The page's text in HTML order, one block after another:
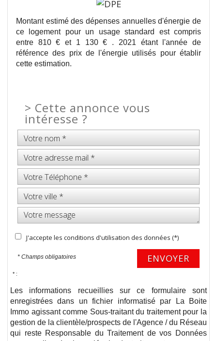
Montant estimé des dépenses annuelles d'énergie de
ce logement pour un usage standard est compris
entre 810 € et 1 130 € . 2021 étant l'année de
référence des prix de l'énergie utilisés pour établir
cette estimation.
> Cette annonce vous
intéresse ?
J'accepte les conditions d'utilisation des données (*)
* Champs obligatoires ENVOYER
* :
Les informations recueillies sur ce formulaire sont
enregistrées dans un fichier informatisé par La Boite
Immo agissant comme Sous-traitant du traitement pour la
gestion de la clientèle/prospects de l'Agence / du Réseau
qui reste Responsable du Traitement de vos Données